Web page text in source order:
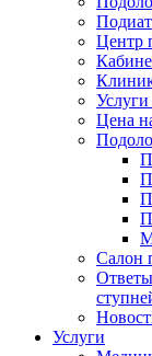
Центр
Цена
Салон
Услуги